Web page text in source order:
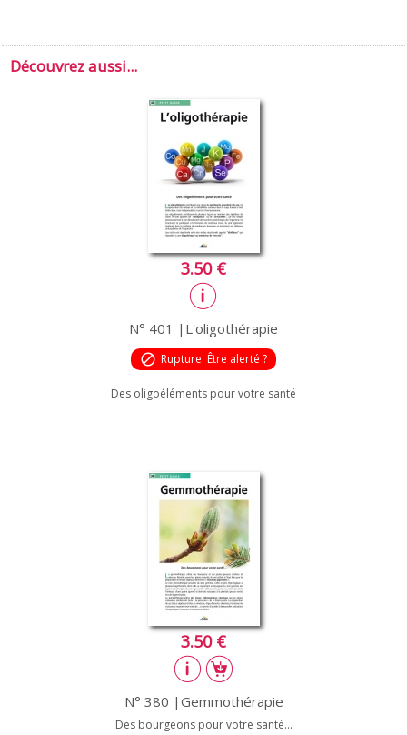
Découvrez aussi...
3.50 €
N° 401 |L'oligothérapie
block Rupture. Être alerté ?
Des oligoéléments pour votre santé
3.50 €
N° 380 |Gemmothérapie
Des bourgeons pour votre santé...